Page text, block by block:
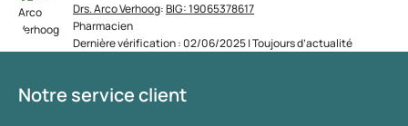
Drs. Arco Verhoog:BIG: 19065378617
Pharmacien
Dernière vérification : 02/06/2025 | Toujours d’actualité
Notre service client